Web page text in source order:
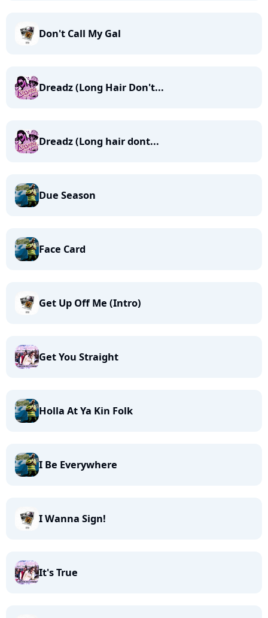
Don't Call My Gal
Dreadz (Long Hair Don't...
Dreadz (Long hair dont...
Due Season
Face Card
Get Up Off Me (Intro)
Get You Straight
Holla At Ya Kin Folk
I Be Everywhere
I Wanna Sign!
It's True